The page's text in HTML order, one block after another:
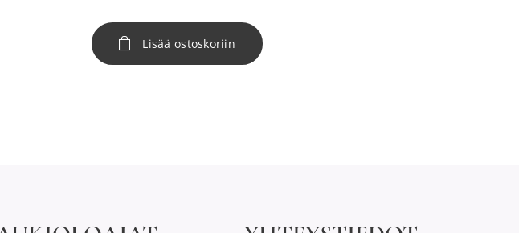
Lisää ostoskoriin